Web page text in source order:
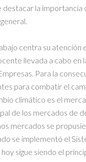
la importancia
centra su atención
llevada a cabo en
Para la
para combatir el
climático es el
de los mercados de
mercados se
se implementó el
sigue siendo el